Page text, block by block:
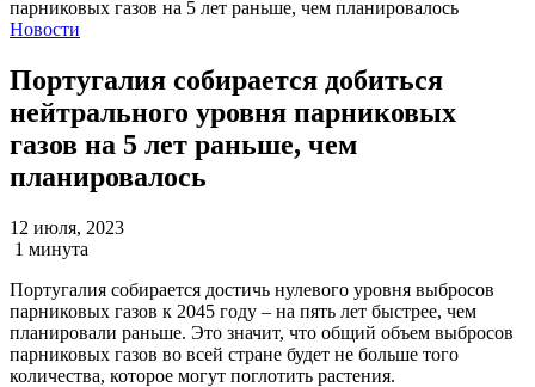
Новости
Португалия собирается добиться
нейтрального уровня парниковых
газов на 5 лет раньше, чем
планировалось
12 июля, 2023
1 минута
Португалия собирается достичь нулевого уровня выбросов
парниковых газов к 2045 году – на пять лет быстрее, чем
планировали раньше. Это значит, что общий объем выбросов
парниковых газов во всей стране будет не больше того
количества, которое могут поглотить растения.